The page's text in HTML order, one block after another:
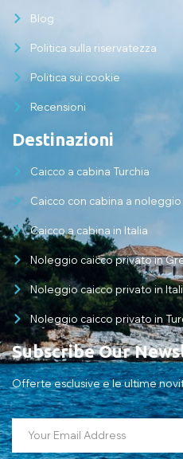
Blog
Politica sulla riservatezza
Politica sui cookie
Recensioni
Destinazioni
Caicco a cabina Turchia
Caicco con cabina a
Caicco a cabina in Italia
Noleggio caicco privato in
Noleggio caicco privato in
Noleggio caicco privato in
Subscribe Our
Offerte esclusive e le ultime